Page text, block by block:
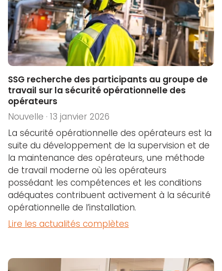
SSG recherche des participants au groupe de
travail sur la sécurité opérationnelle des
opérateurs
Nouvelle · 13 janvier 2026
La sécurité opérationnelle des opérateurs est la
suite du développement de la supervision et de
la maintenance des opérateurs, une méthode
de travail moderne où les opérateurs
possédant les compétences et les conditions
adéquates contribuent activement à la sécurité
opérationnelle de l’installation.
Lire les actualités complètes